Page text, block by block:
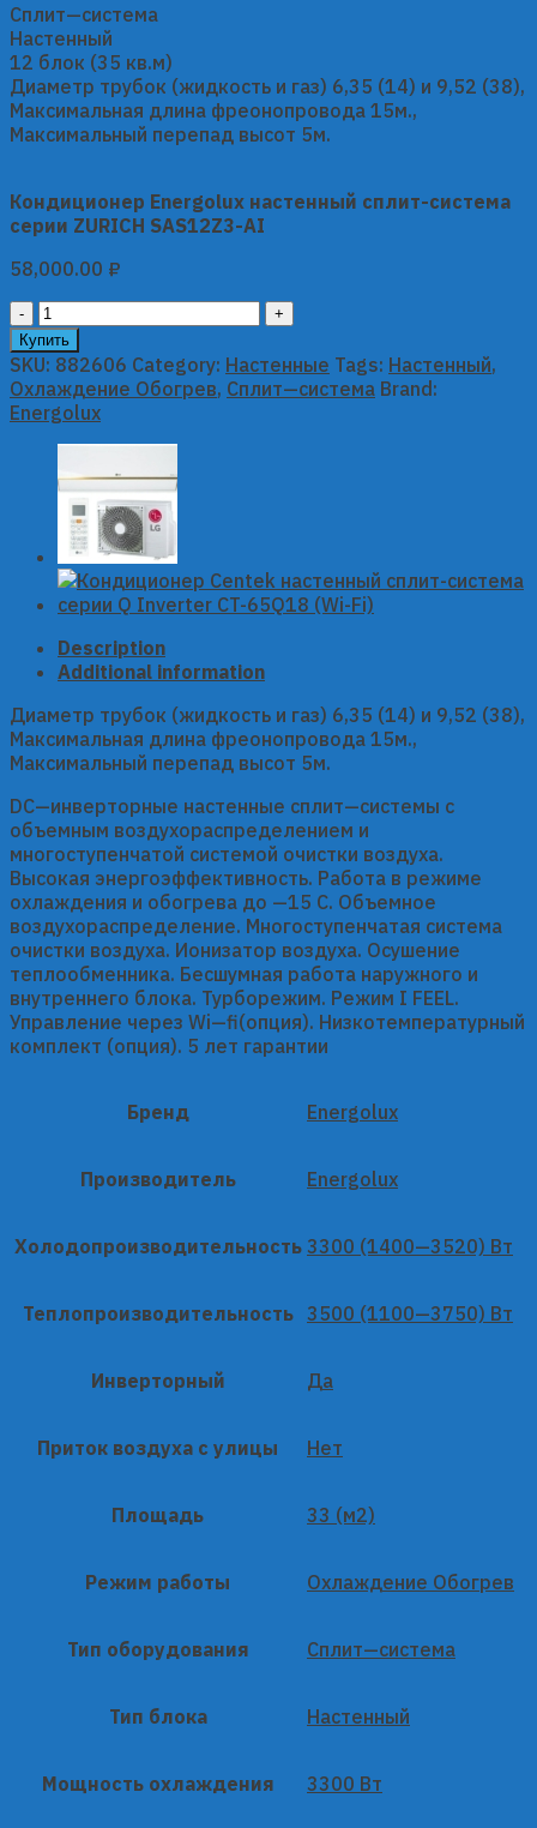
Сплит—система
Настенный
12 блок (35 кв.м)
Диаметр трубок (жидкость и газ) 6,35 (14) и 9,52 (38),
Максимальная длина фреонопровода 15м.,
Максимальный перепад высот 5м.
Кондиционер Energolux настенный сплит-система
серии ZURICH SAS12Z3-AI
58,000.00 ₽
Кондиционер
Energolux
настенный
сплит-
система
серии
SAS12Z3-
quantity
Купить
SKU: 882606 Category: Настенные Tags: Настенный,
Охлаждение Обогрев, Сплит—система Brand:
Energolux
Description
Additional information
Диаметр трубок (жидкость и газ) 6,35 (14) и 9,52 (38),
Максимальная длина фреонопровода 15м.,
Максимальный перепад высот 5м.
DC—инверторные настенные сплит—системы с
объемным воздухораспределением и
многоступенчатой системой очистки воздуха.
Высокая энергоэффективность. Работа в режиме
охлаждения и обогрева до —15 C. Объемное
воздухораспределение. Многоступенчатая система
очистки воздуха. Ионизатор воздуха. Осушение
теплообменника. Бесшумная работа наружного и
внутреннего блока. Турборежим. Режим I FEEL.
Управление через Wi—fi(опция). Низкотемпературный
комплект (опция). 5 лет гарантии
Бренд Energolux
Производитель Energolux
Холодопроизводительность 3300 (1400—3520) Вт
Теплопроизводительность 3500 (1100—3750) Вт
Инверторный Да
Приток воздуха с улицы Нет
Площадь 33 (м2)
Режим работы Охлаждение Обогрев
Тип оборудования Сплит—система
Тип блока Настенный
Мощность охлаждения 3300 Вт